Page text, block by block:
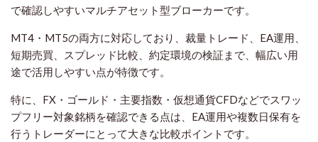
で確認しやすいマルチアセット型ブローカーです。
MT4・MT5の両方に対応しており、裁量トレード、EA運用、
短期売買、スプレッド比較、約定環境の検証まで、幅広い用
途で活用しやすい点が特徴です。
特に、FX・ゴールド・主要指数・仮想通貨CFDなどでスワッ
プフリー対象銘柄を確認できる点は、EA運用や複数日保有を
行うトレーダーにとって大きな比較ポイントです。